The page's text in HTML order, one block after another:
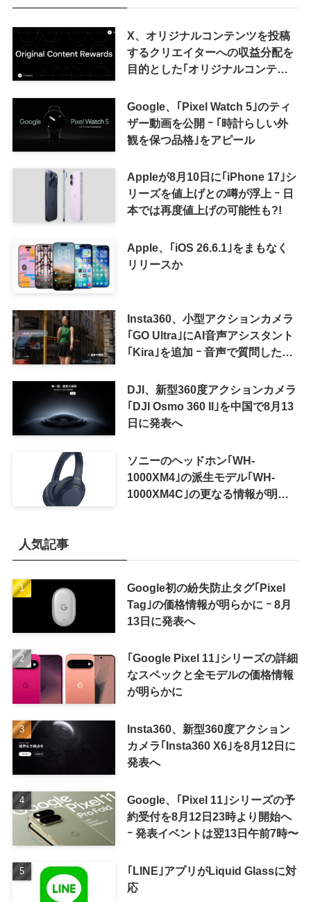
X、オリジナルコンテンツを投稿
するクリエイターへの収益分配を
目的とした｢オリジナルコンテン
来の｢収益分配｣は廃止
Google、｢Pixel Watch 5｣のティ
ザー動画を公開 ｰ ｢時計らしい外
観を保つ品格｣をアピール
Appleが8月10日に｢iPhone 17｣シ
リーズを値上げとの噂が浮上 ｰ 日
本では再度値上げの可能性も?!
Apple、｢iOS 26.6.1｣をまもなく
リリースか
Insta360、小型アクションカメラ
｢GO Ultra｣にAI音声アシスタント
｢Kira｣を追加 ｰ 音声で質問した
可能に
DJI、新型360度アクションカメラ
｢DJI Osmo 360 II｣を中国で8月13
日に発表へ
ソニーのヘッドホン｢WH-
1000XM4｣の派生モデル｢WH-
1000XM4C｣の更なる情報が明ら
人気記事
Google初の紛失防止タグ｢Pixel
Tag｣の価格情報が明らかに ｰ 8月
13日に発表へ
｢Google Pixel 11｣シリーズの詳細
なスペックと全モデルの価格情報
が明らかに
Insta360、新型360度アクション
カメラ｢Insta360 X6｣を8月12日に
発表へ
Google、｢Pixel 11｣シリーズの予
約受付を8月12日23時より開始へ
ｰ 発表イベントは翌13日午前7時〜
｢LINE｣アプリがLiquid Glassに対
応